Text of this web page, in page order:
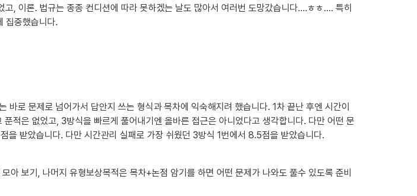
, 이론. 법규는 종종 컨디션에 따라 못하겠는 날도 많아서 여러번 도망갔습니다....ㅎㅎ.... 특히
집중했습니다.
로 문제로 넘어가서 답안지 쓰는 형식과 목차에 익숙해지려 했습니다. 1차 끝난 후엔 시간이
적은 없었고, 3방식을 빠르게 풀어내기엔 올바른 접근은 아니었다고 생각합니다. 다만 어떤 문
받았습니다. 다만 시간관리 실패로 가장 쉬웠던 3방식 1번에서 8.5점을 받았습니다.
보기, 나머지 유형보상목적은 목차+논점 암기를 하면 어떤 문제가 나와도 풀수 있도록 준비